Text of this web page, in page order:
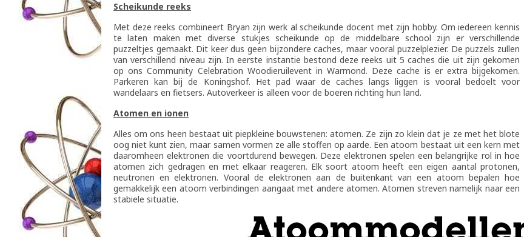
Scheikunde reeks
Met deze reeks combineert Bryan zijn werk al scheikunde docent met zijn hobby. Om iedereen kennis
te laten maken met diverse stukjes scheikunde op de middelbare school zijn er verschillende
puzzeltjes gemaakt. Dit keer dus geen bijzondere caches, maar vooral puzzelplezier. De puzzels zullen
van verschillend niveau zijn. In eerste instantie bestond deze reeks uit 5 caches die uit zijn gekomen
op ons Community Celebration Woodieruilevent in Warmond. Deze cache is er extra bijgekomen.
Parkeren kan bij de Koningshof. Het pad waar de caches langs liggen is vooral bedoelt voor
wandelaars en fietsers. Autoverkeer is alleen voor de boeren richting hun land.
Atomen en ionen
Alles om ons heen bestaat uit piepkleine bouwstenen: atomen. Ze zijn zo klein dat je ze met het blote
oog niet kunt zien, maar samen vormen ze alle stoffen op aarde. Een atoom bestaat uit een kern met
daaromheen elektronen die voortdurend bewegen. Deze elektronen spelen een belangrijke rol in hoe
atomen zich gedragen en met elkaar reageren. Elk soort atoom heeft een eigen aantal protonen,
neutronen en elektronen. Vooral de elektronen aan de buitenkant van een atoom bepalen hoe
gemakkelijk een atoom verbindingen aangaat met andere atomen. Atomen streven namelijk naar een
stabiele situatie.